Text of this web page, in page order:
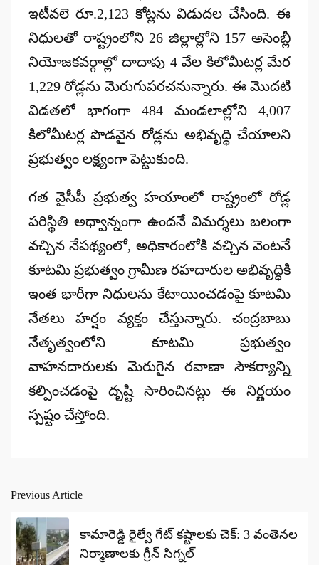
ఇటీవలె రూ.2,123 కోట్లనువిడుదల చేసింది. ఈ
నిధులతో రాష్ట్రంలోని 26 జిల్లాల్లోని 157 అసెంబ్లీ
నియోజకవర్గాల్లోదాదాపు 4 వేల కిలోమీటర్ల మేర
1,229 రోడ్లను మెరుగుపరచనున్నారు. ఈ మొదటి
విడతలో భాగంగా 484 మండలాల్లోని 4,007
కిలోమీటర్ల పొడవైన రోడ్లను అభివృద్ధి చేయాలని
ప్రభుత్వం లక్ష్యంగా పెట్టుకుంది.
గత వైసీపీ ప్రభుత్వ హయాంలో రాష్ట్రంలో రోడ్ల
పరిస్థితి అధ్వాన్నంగా ఉందనే విమర్శలు బలంగా
వచ్చిన నేపథ్యంలో, అధికారంలోకి వచ్చిన వెంటనే
కూటమి ప్రభుత్వం గ్రామీణ రహదారుల అభివృద్ధికి
ఇంత భారీగా నిధులను కేటాయించడంపై కూటమి
నేతలు హర్షం వ్యక్తం చేస్తున్నారు.చంద్రబాబు
నేతృత్వంలోని కూటమి ప్రభుత్వం
వాహనదారులకు మెరుగైన రవాణా సౌకర్యాన్ని
కల్పించడంపై దృష్టి సారించినట్లు ఈ నిర్ణయం
స్పష్టం చేస్తోంది.
Post
navigation
Previous Article
కామారెడ్డి రైల్వే గేట్ కష్టాలకు చెక్: 3 వంతెనల
నిర్మాణాలకు గ్రీన్ సిగ్నల్